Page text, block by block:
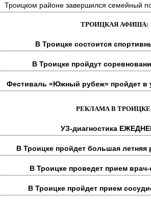
Троицком районе завершился семейный
ТРОИЦКАЯ АФИША:
В Троицке состоится
В Троицке пройдут
Фестиваль «Южный рубеж» пройдет в
РЕКЛАМА В
УЗ-диагностика
В Троицке пройдет большая летняя
В Троицке проведет прием
В Троицке пройдет прием